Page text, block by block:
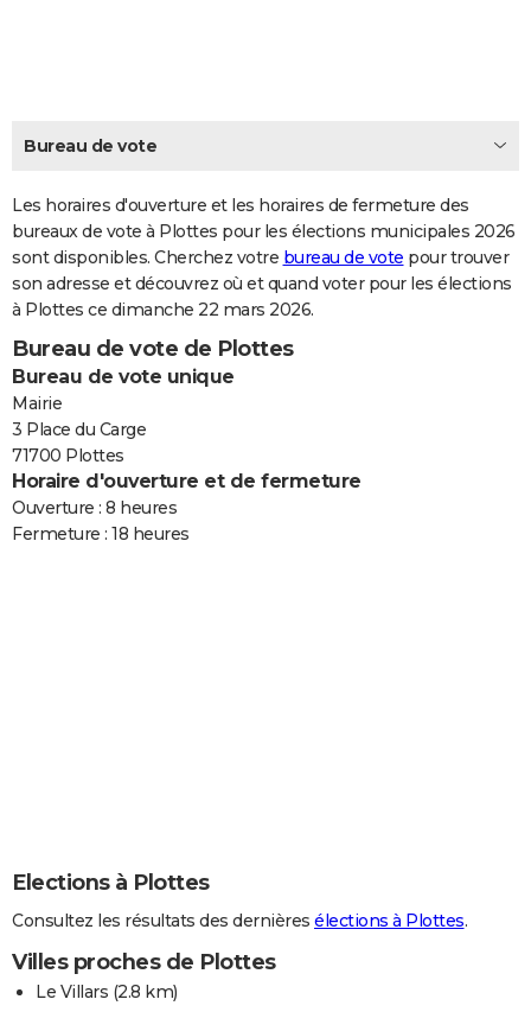
Carte de Noël
Carte Bonne année
Carte Saint-Valentin
Carte Pâques
Carte d'anniversaire
DICTIONNAIRE
Dictionnaire
Biographies
Citations
Expressions
Proverbes
PROGRAMME TV
COPAINS D'AVANT
S'inscrire
Se connecter
Lycées
Collèges
Primaires
Universités
Entreprises
Service militaire
Avis de recherche
AVIS DE DÉCÈS
FORUM
Bricolage
Lifestyle
Culture
Sport
Auto
Television
Voyage
Cinema
Bureau de vote
Les horaires d'ouverture et les horaires de fermeture des
bureaux de vote à Plottes pour les élections municipales 2026
sont disponibles. Cherchez votre bureau de vote pour trouver
son adresse et découvrez où et quand voter pour les élections
à Plottes ce dimanche 22 mars 2026.
Bureau de vote de Plottes
Bureau de vote unique
Mairie
3 Place du Carge
71700 Plottes
Horaire d'ouverture et de fermeture
Ouverture : 8 heures
Fermeture : 18 heures
Elections à Plottes
Consultez les résultats des dernières élections à Plottes.
Villes proches de Plottes
Le Villars (2.8 km)